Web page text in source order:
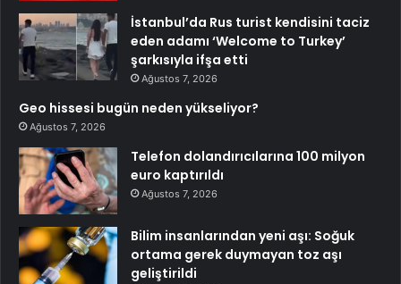
İstanbul’da Rus turist kendisini taciz
eden adamı ‘Welcome to Turkey’
şarkısıyla ifşa etti
Ağustos 7, 2026
Geo hissesi bugün neden yükseliyor?
Ağustos 7, 2026
Telefon dolandırıcılarına 100 milyon
euro kaptırıldı
Ağustos 7, 2026
Bilim insanlarından yeni aşı: Soğuk
ortama gerek duymayan toz aşı
geliştirildi